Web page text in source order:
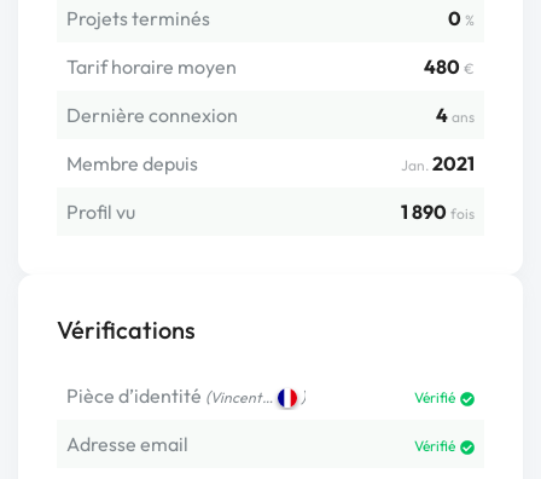
Projets terminés 0 %
Tarif horaire moyen 480 €
Dernière connexion 4 ans
Membre depuis Jan. 2021
Profil vu
1 890 fois
Vérifications
Pièce d’identité (Vincent… ) Vérifié
Adresse email Vérifié